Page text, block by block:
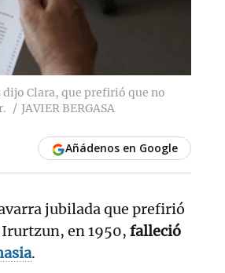
Clara, que prefirió que no
JAVIER BERGASA
Añádenos en Google
jubilada que prefirió
en 1950, falleció
.